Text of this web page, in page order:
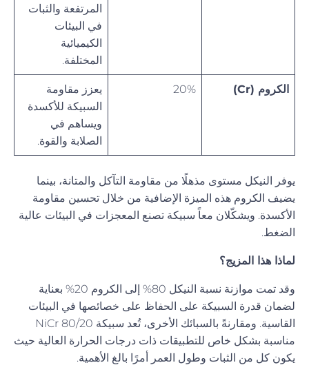
المرتفعة والثبات
في البيئات
الكيميائية
المختلفة.
الكروم (Cr) 20%
يعزز مقاومة
السبيكة للأكسدة
ويساهم في
الصلابة والقوة.
يوفر النيكل مستوى مذهلًا من مقاومة التآكل والمتانة، بينما
يضيف الكروم هذه الميزة الإضافية من خلال تحسين مقاومة
الأكسدة. ويشكّلان معاً سبيكة تصنع المعجزات في البيئات عالية
الضغط.
لماذا هذا المزيج؟
وقد تمت موازنة نسبة النيكل 80% إلى الكروم 20% بعناية
لضمان قدرة السبيكة على الحفاظ على خصائصها في البيئات
القاسية. ومقارنةً بالسبائك الأخرى، تُعد سبيكة NiCr 80/20
مناسبة بشكل خاص للتطبيقات ذات درجات الحرارة العالية حيث
يكون كل من الثبات وطول العمر أمرًا بالغ الأهمية.